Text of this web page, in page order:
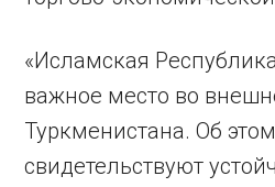
«Исламская
важное место во
Туркменистана. Об
свидетельствуют